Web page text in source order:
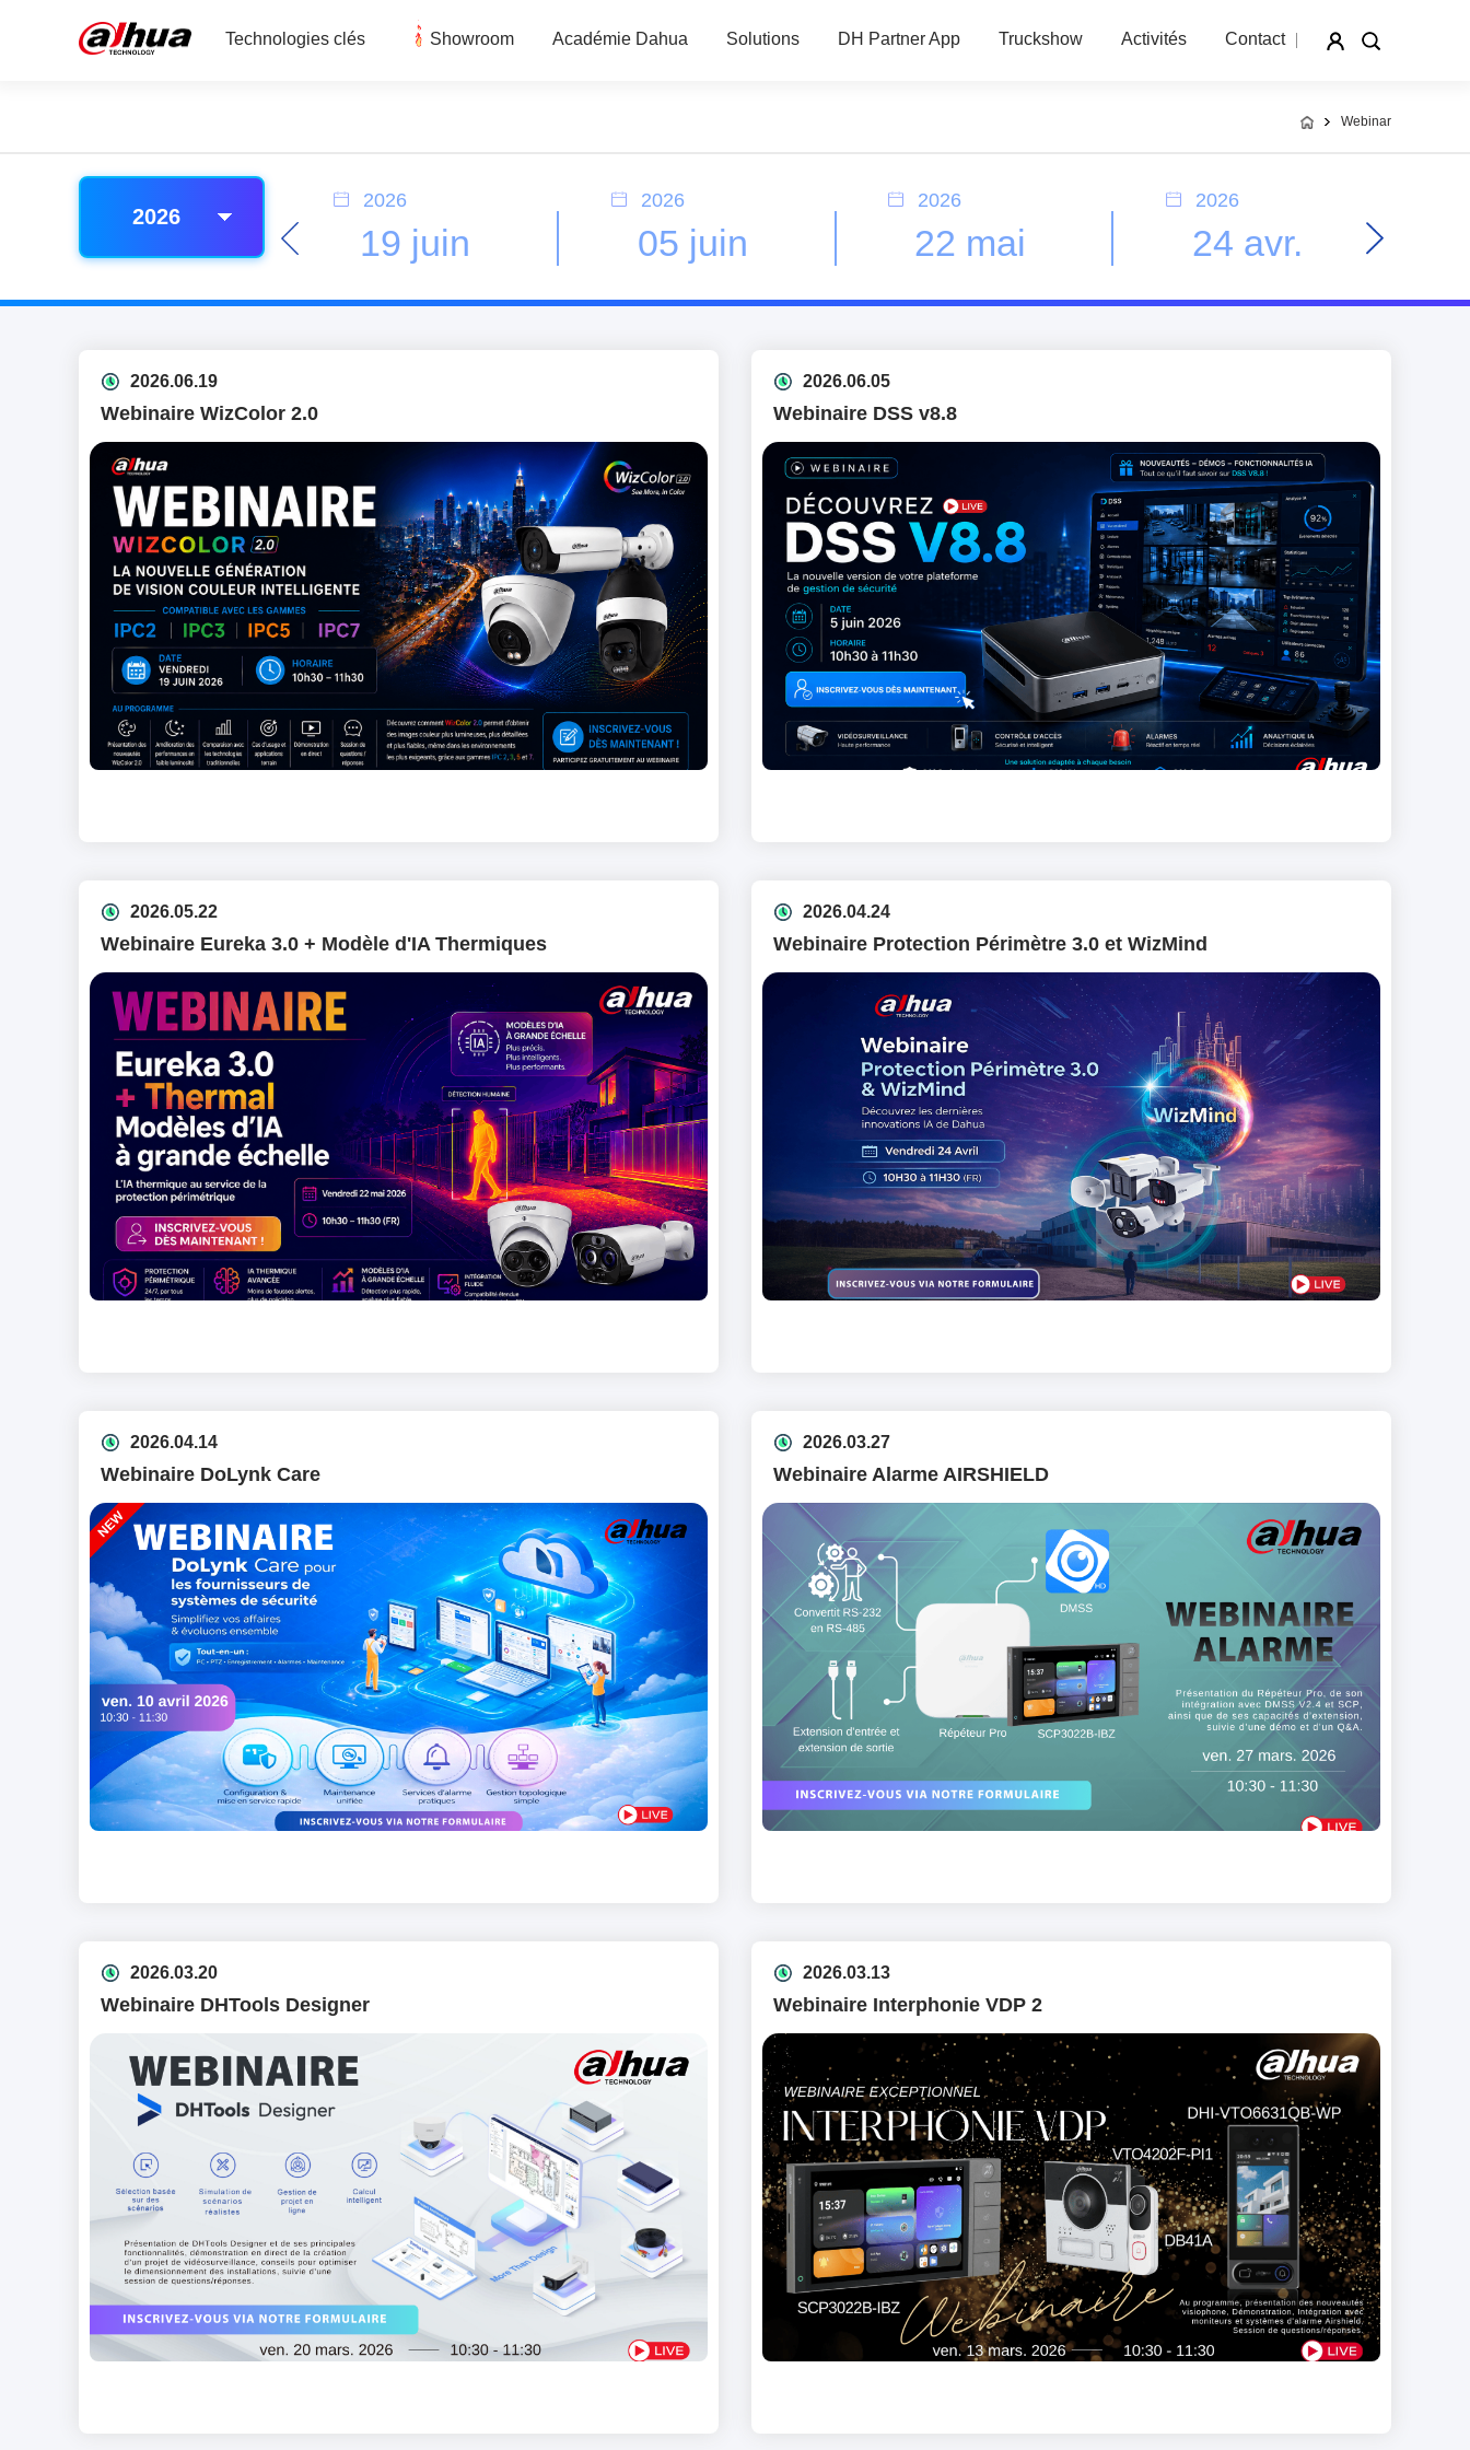
Technologies clés Showroom Académie Dahua Solutions DH Partner App Truckshow Activités Contact
Webinar
2026
2026
19 juin
2026
05 juin
2026
22 mai
2026
24 avr.
2026.06.19
Webinaire WizColor 2.0
2026.06.05
Webinaire DSS v8.8
2026.05.22
Webinaire Eureka 3.0 + Modèle d'IA Thermiques
2026.04.24
Webinaire Protection Périmètre 3.0 et WizMind
2026.04.14
Webinaire DoLynk Care
2026.03.27
Webinaire Alarme AIRSHIELD
2026.03.20
Webinaire DHTools Designer
2026.03.13
Webinaire Interphonie VDP 2